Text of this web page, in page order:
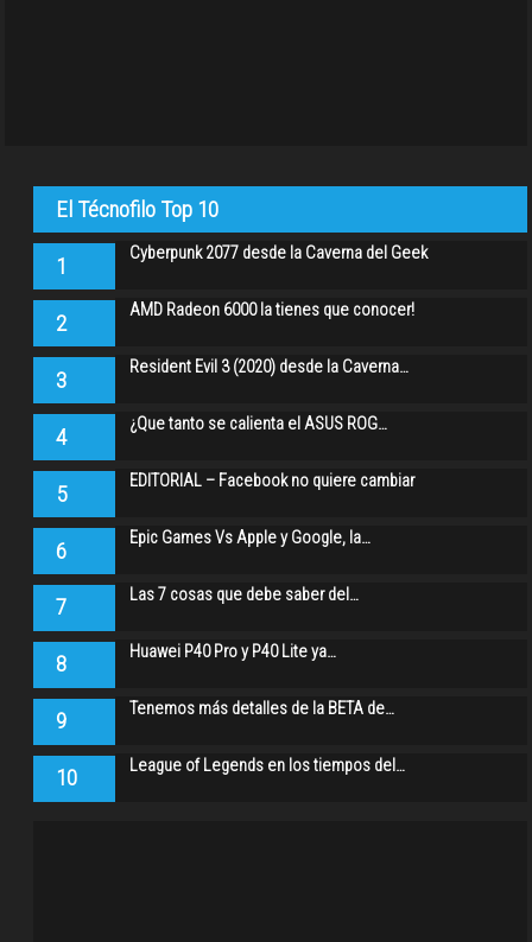
El Técnofilo Top 10
1 Cyberpunk 2077 desde la Caverna del Geek
2 AMD Radeon 6000 la tienes que conocer!
3 Resident Evil 3 (2020) desde la Caverna…
4 ¿Que tanto se calienta el ASUS ROG…
5 EDITORIAL – Facebook no quiere cambiar
6 Epic Games Vs Apple y Google, la…
7 Las 7 cosas que debe saber del…
8 Huawei P40 Pro y P40 Lite ya…
9 Tenemos más detalles de la BETA de…
10 League of Legends en los tiempos del…